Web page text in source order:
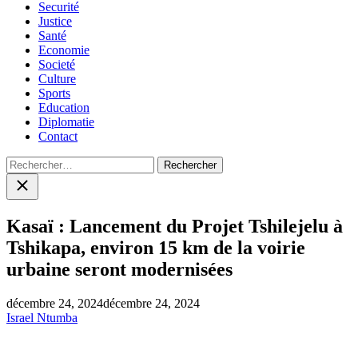
Securité
Justice
Santé
Economie
Societé
Culture
Sports
Education
Diplomatie
Contact
Rechercher :
Close
search
Kasaï : Lancement du Projet Tshilejelu à
Tshikapa, environ 15 km de la voirie
urbaine seront modernisées
décembre 24, 2024décembre 24, 2024
Israel Ntumba